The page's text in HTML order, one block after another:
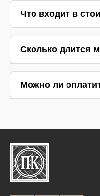
Что входит в
Сколько длится
Можно ли